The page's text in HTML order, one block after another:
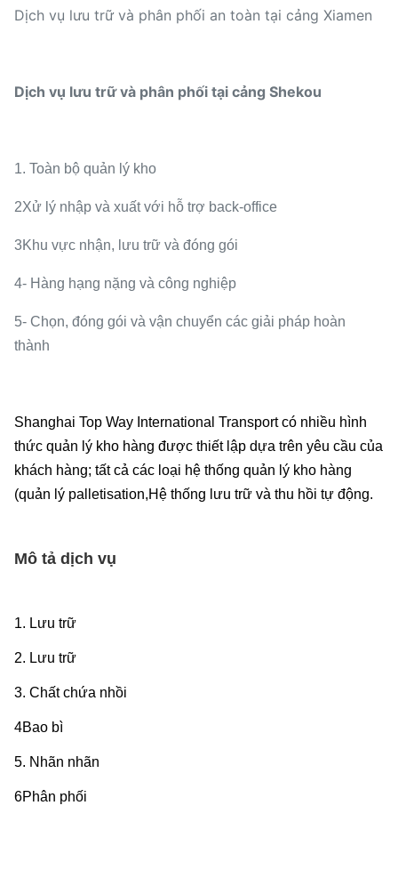
Dịch vụ lưu trữ và phân phối an toàn tại cảng Xiamen
Dịch vụ lưu trữ và phân phối tại cảng Shekou
1. Toàn bộ quản lý kho
2Xử lý nhập và xuất với hỗ trợ back-office
3Khu vực nhận, lưu trữ và đóng gói
4- Hàng hạng nặng và công nghiệp
5- Chọn, đóng gói và vận chuyển các giải pháp hoàn
thành
Shanghai Top Way International Transport có nhiều hình
thức quản lý kho hàng được thiết lập dựa trên yêu cầu của
khách hàng; tất cả các loại hệ thống quản lý kho hàng
(quản lý palletisation,Hệ thống lưu trữ và thu hồi tự động.
Mô tả dịch vụ
1. Lưu trữ
2. Lưu trữ
3. Chất chứa nhồi
4Bao bì
5. Nhãn nhãn
6Phân phối